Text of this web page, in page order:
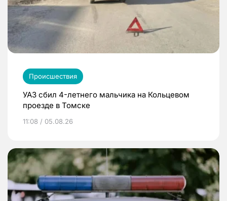
Происшествия
УАЗ сбил 4-летнего мальчика на Кольцевом
проезде в Томске
11:08 / 05.08.26